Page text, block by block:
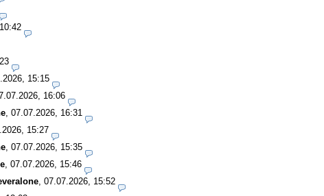
15:15
16:06
07.07.2026, 16:31
15:27
07.07.2026, 15:35
07.07.2026, 15:46
07.07.2026, 15:52